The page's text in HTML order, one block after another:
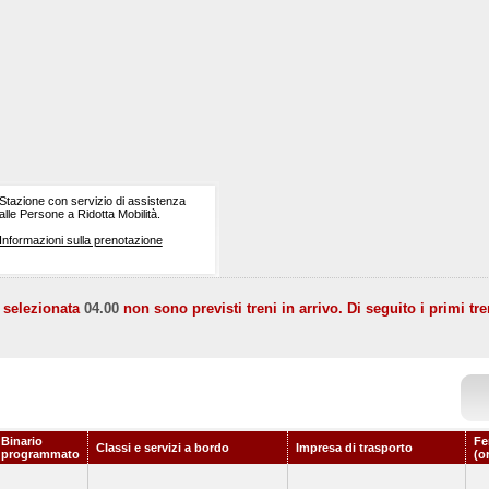
con servizio di assistenza
Persone a Ridotta Mobilità.
sulla prenotazione
04.00 non sono previsti treni in arrivo. Di seguito i primi
Binario
programmato
Classi e servizi a bordo Impresa di trasporto